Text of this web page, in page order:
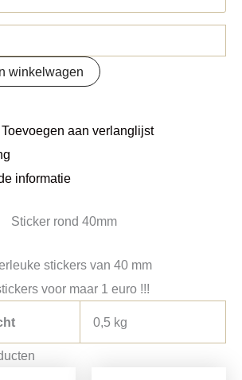
winkelwagen
Toevoegen aan verlanglijst
informatie
Sticker rond 40mm
stickers van 40 mm
voor maar 1 euro !!!
0,5 kg